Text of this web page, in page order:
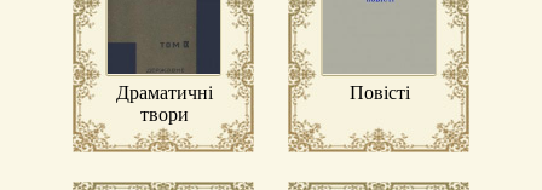
Драматичні
твори
Повісті